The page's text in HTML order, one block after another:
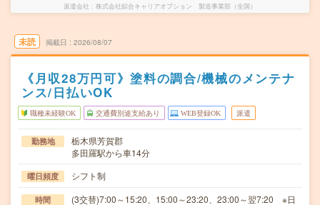
派遣会社 株式会社綜合キャリアオプション 製造事業部（全国）
未読 掲載日 2026/08/07
《月収28万円可》塗料の調合/機械のメンテナ
ンス/日払いOK
職種未経験OK 交通費別途支給あり WEB登録OK 派遣
勤務地
栃木県芳賀郡
多田羅駅から車14分
曜日頻度 シフト制
時間
(3交替)7:00～15:20、15:00～23:20、23:00～翌7:20 ※日